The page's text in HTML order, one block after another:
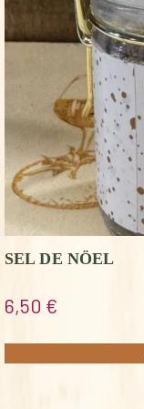
SEL DE NÖEL
6,50 €